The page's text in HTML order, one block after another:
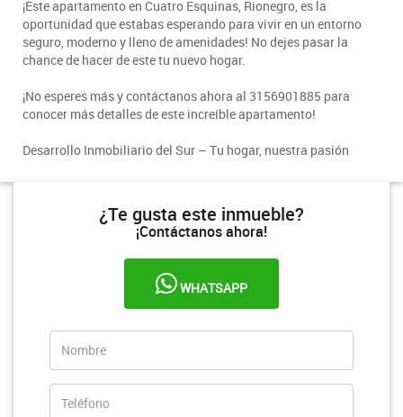
¡Este apartamento en Cuatro Esquinas, Rionegro, es la
oportunidad que estabas esperando para vivir en un entorno
seguro, moderno y lleno de amenidades! No dejes pasar la
chance de hacer de este tu nuevo hogar.
¡No esperes más y contáctanos ahora al 3156901885 para
conocer más detalles de este increíble apartamento!
Desarrollo Inmobiliario del Sur – Tu hogar, nuestra pasión
¿Te gusta este inmueble?
¡Contáctanos ahora!
WHATSAPP